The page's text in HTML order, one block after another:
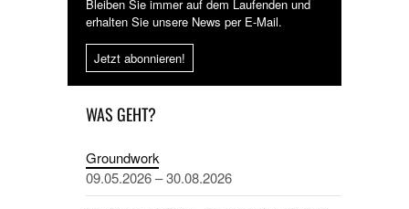
Bleiben Sie immer auf dem Laufenden und
erhalten Sie unsere News per E-Mail.
Jetzt abonnieren!
WAS GEHT?
Groundwork
09.05.2026 – 30.08.2026